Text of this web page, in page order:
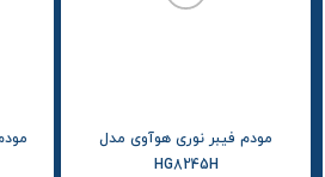
مودم فیبر نوری هوآوی مدل
HG8245H